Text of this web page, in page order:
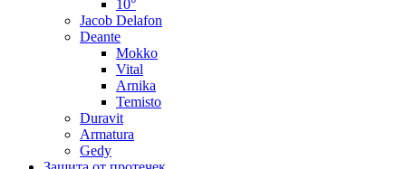
10°
Jacob Delafon
Deante
Mokko
Vital
Arnika
Temisto
Duravit
Armatura
Gedy